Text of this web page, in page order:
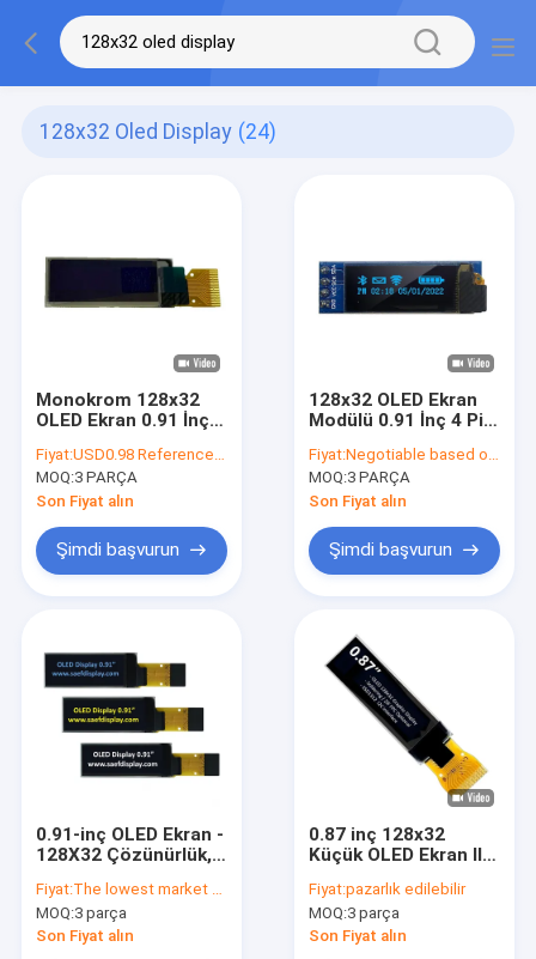
128x32 Oled Display (24)
Monokrom 128x32
OLED Ekran 0.91 İnç
14 Pin
Fiyat:USD0.98 Reference Price
MOQ:3 PARÇA
Son Fiyat alın
Şimdi başvurun
128x32 OLED Ekran
Modülü 0.91 İnç 4 Pin
Entegresi | I2C
Arayüzü
Fiyat:Negotiable based on order lot quantity
MOQ:3 PARÇA
Son Fiyat alın
Şimdi başvurun
0.91-inç OLED Ekran -
128X32 Çözünürlük,
Arayüzü IoT Cihazları
İçin, En İyi Fiyat ABD
Fiyat:The lowest market price guaranteed
MOQ:3 parça
Son Fiyat alın
0.87 inç 128x32
Küçük OLED Ekran IIC
Fiyat:pazarlık edilebilir
MOQ:3 parça
Son Fiyat alın